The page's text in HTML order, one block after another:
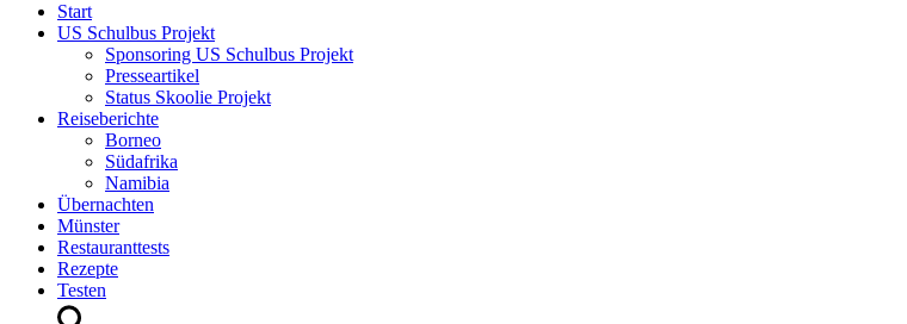
Start
US Schulbus Projekt
Sponsoring US Schulbus Projekt
Presseartikel
Status Skoolie Projekt
Reiseberichte
Borneo
Südafrika
Namibia
Übernachten
Münster
Restauranttests
Rezepte
Testen